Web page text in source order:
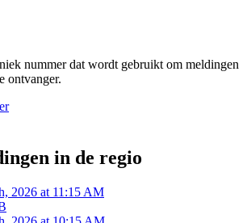
nummer dat wordt gebruikt om meldingen
ontvanger.
in de regio
2026 at 11:15 AM